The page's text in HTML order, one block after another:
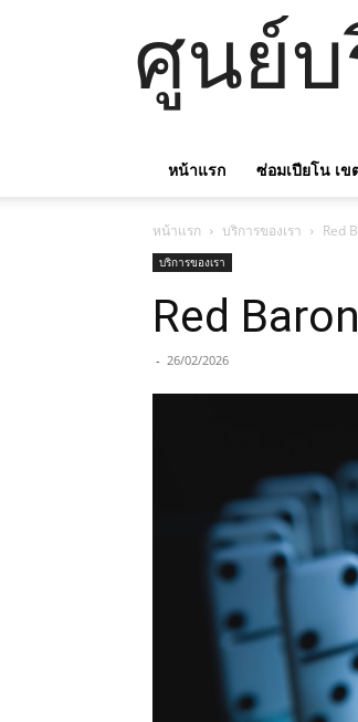
ศูนย์บ
หน้าแรก ซ่อมเปียโน เ
หน้าแรก บริการของเรา Red
บริการของเรา
Red
- 26/02/2026